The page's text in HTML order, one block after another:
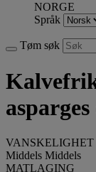
NORGE
Språk
Tøm søk
VANSKELIGHET
Middels Middels
MATLAGING